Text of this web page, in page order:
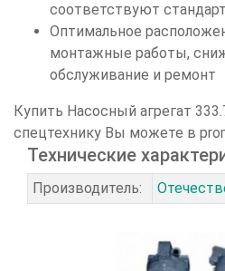
соответствуют
Оптимальное
монтажные работы,
обслуживание и ремонт
Купить Насосный агрегат
спецтехнику Вы можете в
Технические
Производитель: